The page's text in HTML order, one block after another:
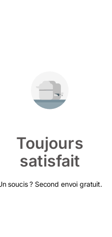
Toujours
satisfait
soucis ? Second envoi gratuit.